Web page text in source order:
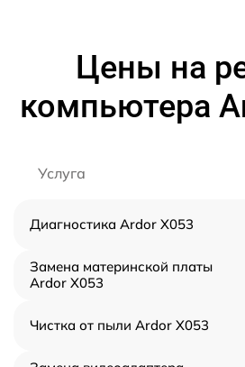
Цены на
компьютера
Услуга
Диагностика Ardor X053
Замена материнской платы
Ardor X053
Чистка от пыли Ardor X053